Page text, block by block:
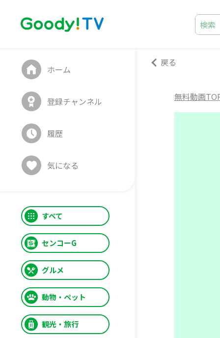
ホーム
登録チャンネル
履歴
気になる
すべて
センコーG
グルメ
動物・ペット
観光・旅行
戻る
無料動画